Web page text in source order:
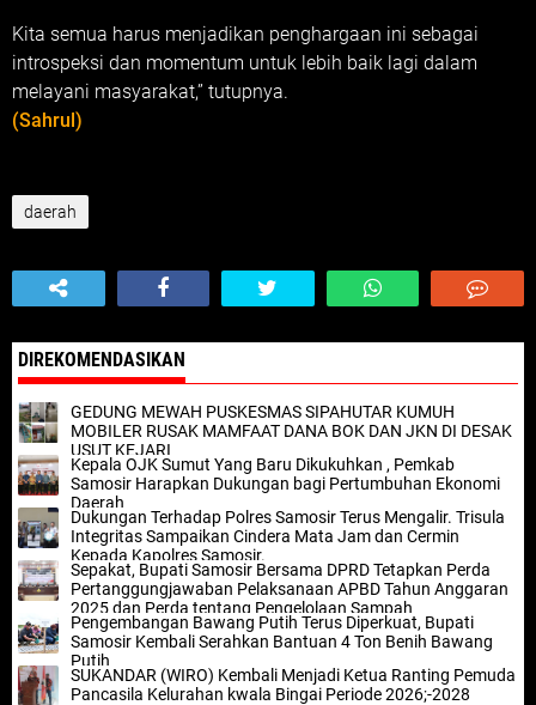
Kita semua harus menjadikan penghargaan ini sebagai
introspeksi dan momentum untuk lebih baik lagi dalam
melayani masyarakat,” tutupnya.
(Sahrul)
daerah
DIREKOMENDASIKAN
GEDUNG MEWAH PUSKESMAS SIPAHUTAR KUMUH
MOBILER RUSAK MAMFAAT DANA BOK DAN JKN DI DESAK
USUT KEJARI
Kepala OJK Sumut Yang Baru Dikukuhkan , Pemkab
Samosir Harapkan Dukungan bagi Pertumbuhan Ekonomi
Daerah
Dukungan Terhadap Polres Samosir Terus Mengalir. Trisula
Integritas Sampaikan Cindera Mata Jam dan Cermin
Kepada Kapolres Samosir.
Sepakat, Bupati Samosir Bersama DPRD Tetapkan Perda
Pertanggungjawaban Pelaksanaan APBD Tahun Anggaran
2025 dan Perda tentang Pengelolaan Sampah
Pengembangan Bawang Putih Terus Diperkuat, Bupati
Samosir Kembali Serahkan Bantuan 4 Ton Benih Bawang
Putih
SUKANDAR (WIRO) Kembali Menjadi Ketua Ranting Pemuda
Pancasila Kelurahan kwala Bingai Periode 2026;-2028